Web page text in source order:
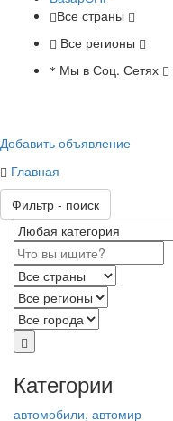
Все страны
Все регионы
Мы в Соц. Сетях
Добавить объявление
Главная
Фильтр - поиск
Категории
автомобили, автомир